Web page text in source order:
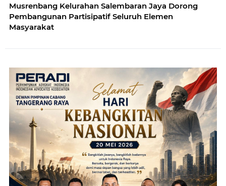
Musrenbang Kelurahan Salembaran Jaya Dorong
Pembangunan Partisipatif Seluruh Elemen
Masyarakat